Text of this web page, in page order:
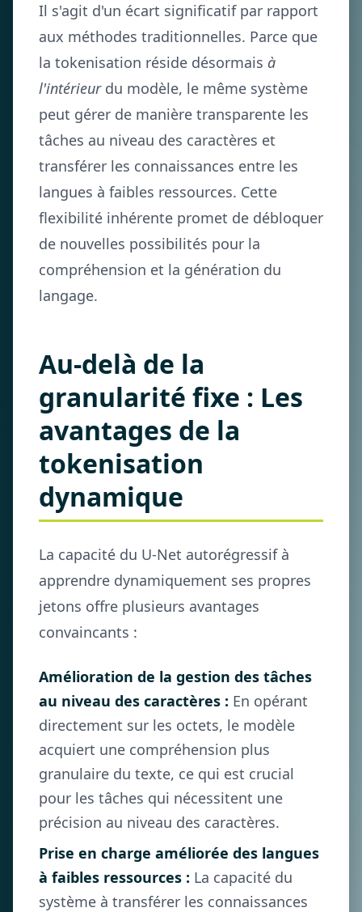
Il s'agit d'un écart significatif par rapport
aux méthodes traditionnelles. Parce que
la tokenisation réside désormais à
l'intérieurdu modèle, le même système
peut gérer de manière transparente les
tâches au niveau des caractères et
transférer les connaissances entre les
langues à faibles ressources. Cette
flexibilité inhérente promet de débloquer
de nouvelles possibilités pour la
compréhension et la génération du
langage.
Au-delà de la
granularité fixe : Les
avantages de la
tokenisation
dynamique
La capacité du U-Net autorégressif à
apprendre dynamiquement ses propres
jetons offre plusieurs avantages
convaincants :
Amélioration de la gestion des tâches
au niveau des caractères : En opérant
directement sur les octets, le modèle
acquiert une compréhension plus
granulaire du texte, ce qui est crucial
pour les tâches qui nécessitent une
précision au niveau des caractères.
Prise en charge améliorée des langues
à faibles ressources : La capacité du
système à transférer les connaissances